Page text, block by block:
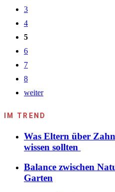
3
4
5
6
7
8
weiter
IM TREND
Was Eltern über
wissen sollten
Balance zwischen
Garten